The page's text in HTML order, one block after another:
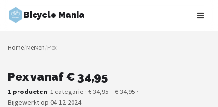
Bicycle Mania
Zoeken
NAVIGATIE
Merken
Home/Merken/Pex
Pex vanaf € 34,95
1 producten· 1 categorie · € 34,95 – € 34,95 ·
Bijgewerkt op 04-12-2024